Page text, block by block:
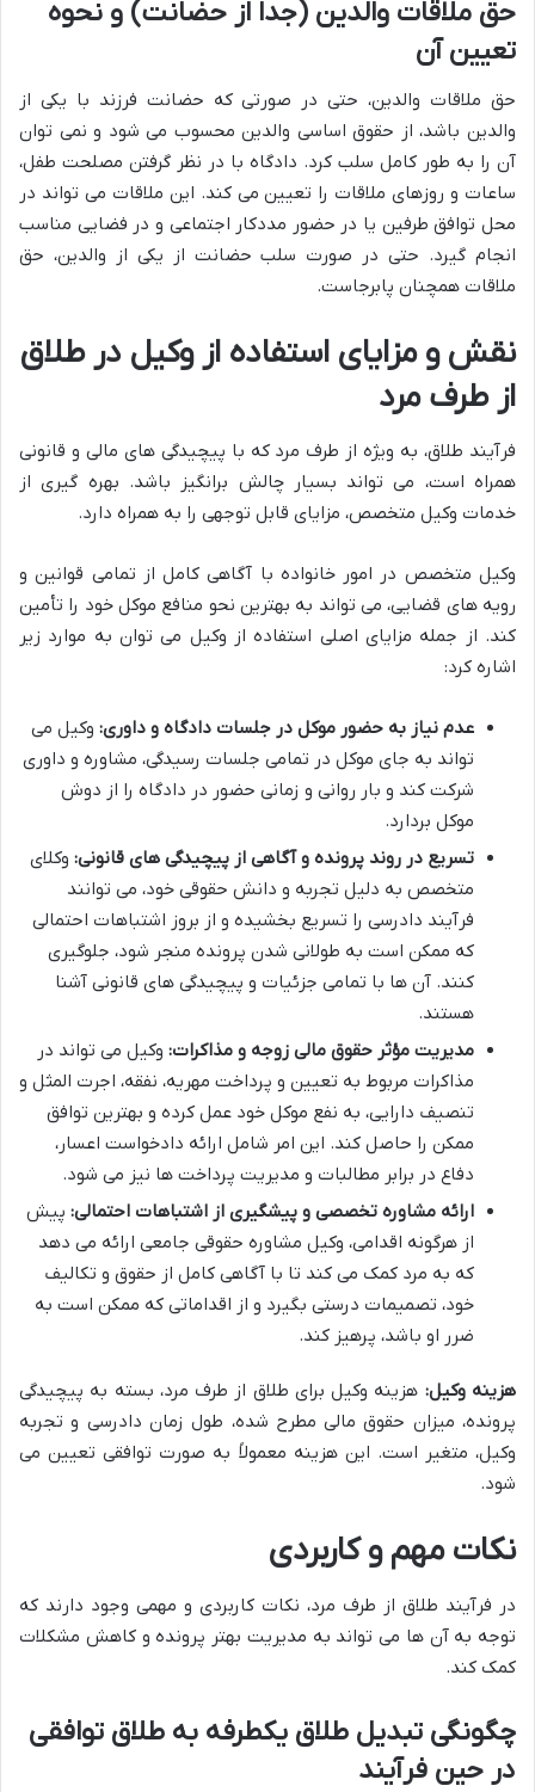
حق ملاقات والدین (جدا از حضانت) و نحوه
تعیین آن
حق ملاقات والدین، حتی در صورتی که حضانت فرزند با یکی از
والدین باشد، از حقوق اساسی والدین محسوب می شود و نمی توان
آن را به طور کامل سلب کرد. دادگاه با در نظر گرفتن مصلحت طفل،
ساعات و روزهای ملاقات را تعیین می کند. این ملاقات می تواند در
محل توافق طرفین یا در حضور مددکار اجتماعی و در فضایی مناسب
انجام گیرد. حتی در صورت سلب حضانت از یکی از والدین، حق
ملاقات همچنان پابرجاست.
نقش و مزایای استفاده از وکیل در طلاق
از طرف مرد
فرآیند طلاق، به ویژه از طرف مرد که با پیچیدگی های مالی و قانونی
همراه است، می تواند بسیار چالش برانگیز باشد. بهره گیری از
خدمات وکیل متخصص، مزایای قابل توجهی را به همراه دارد.
وکیل متخصص در امور خانواده با آگاهی کامل از تمامی قوانین و
رویه های قضایی، می تواند به بهترین نحو منافع موکل خود را تأمین
کند. از جمله مزایای اصلی استفاده از وکیل می توان به موارد زیر
اشاره کرد:
عدم نیاز به حضور موکل در جلسات دادگاه و داوری: وکیل می
تواند به جای موکل در تمامی جلسات رسیدگی، مشاوره و داوری
شرکت کند و بار روانی و زمانی حضور در دادگاه را از دوش
موکل بردارد.
تسریع در روند پرونده و آگاهی از پیچیدگی های قانونی: وکلای
متخصص به دلیل تجربه و دانش حقوقی خود، می توانند
فرآیند دادرسی را تسریع بخشیده و از بروز اشتباهات احتمالی
که ممکن است به طولانی شدن پرونده منجر شود، جلوگیری
کنند. آن ها با تمامی جزئیات و پیچیدگی های قانونی آشنا
هستند.
مدیریت مؤثر حقوق مالی زوجه و مذاکرات: وکیل می تواند در
مذاکرات مربوط به تعیین و پرداخت مهریه، نفقه، اجرت المثل و
تنصیف دارایی، به نفع موکل خود عمل کرده و بهترین توافق
ممکن را حاصل کند. این امر شامل ارائه دادخواست اعسار،
دفاع در برابر مطالبات و مدیریت پرداخت ها نیز می شود.
ارائه مشاوره تخصصی و پیشگیری از اشتباهات احتمالی: پیش
از هرگونه اقدامی، وکیل مشاوره حقوقی جامعی ارائه می دهد
که به مرد کمک می کند تا با آگاهی کامل از حقوق و تکالیف
خود، تصمیمات درستی بگیرد و از اقداماتی که ممکن است به
ضرر او باشد، پرهیز کند.
هزینه وکیل: هزینه وکیل برای طلاق از طرف مرد، بسته به پیچیدگی
پرونده، میزان حقوق مالی مطرح شده، طول زمان دادرسی و تجربه
وکیل، متغیر است. این هزینه معمولاً به صورت توافقی تعیین می
شود.
نکات مهم و کاربردی
در فرآیند طلاق از طرف مرد، نکات کاربردی و مهمی وجود دارند که
توجه به آن ها می تواند به مدیریت بهتر پرونده و کاهش مشکلات
کمک کند.
چگونگی تبدیل طلاق یکطرفه به طلاق توافقی
در حین فرآیند